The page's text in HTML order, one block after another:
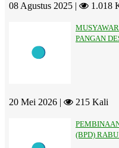
08 Agustus 2025 | 1.018
PANGAN
20 Mei 2026 | 215 Kali
(BPD)